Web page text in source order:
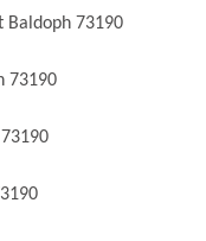
Baldoph 73190
73190